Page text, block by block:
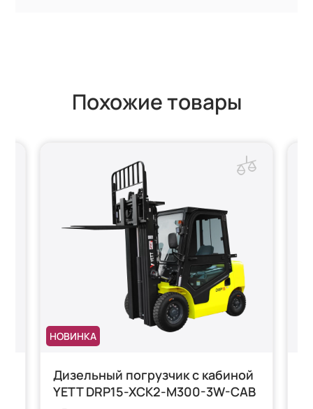
Похожие товары
НОВИНКА
Дизельный погрузчик с кабиной
YETT DRP15-XCK2-M300-3W-CAB